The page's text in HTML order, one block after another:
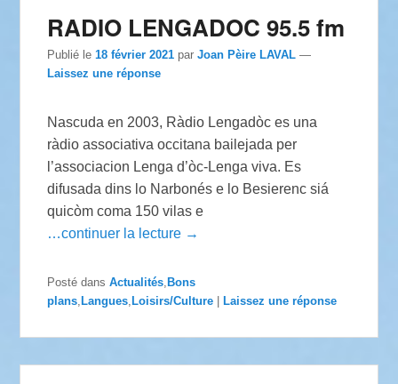
RADIO LENGADOC 95.5 fm
Publié le18 février 2021 parJoan Pèire LAVAL —
Laissez une réponse
Nascuda en 2003, Ràdio Lengadòc es una
ràdio associativa occitana bailejada per
l’associacion Lenga d’òc-Lenga viva. Es
difusada dins lo Narbonés e lo Besierenc siá
quicòm coma 150 vilas e
…continuer la lecture →
Posté dans Actualités ,Bons
plans ,Langues ,Loisirs/Culture |Laissez une réponse